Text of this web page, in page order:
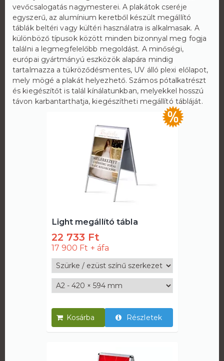
vevőcsalogatás nagymesterei. A plakátok cseréje
egyszerű, az alumínium keretből készült megállító
táblák beltéri vagy kültéri használatra is alkalmasak. A
különböző típusok között minden bizonnyal meg fogja
találni a legmegfelelőbb megoldást. A minőségi,
európai gyártmányú eszközök alapára mindig
tartalmazza a tükröződésmentes, UV álló plexi előlapot,
mely mögé a plakát helyezhető. Számos pótalkatrészt
és kiegészítőt is talál kínálatunkban, melyekkel hosszú
távon karbantarthatja, kiegészítheti megállító tábláját.
Light megállító tábla
22 733 Ft
17 900 Ft
Részletek